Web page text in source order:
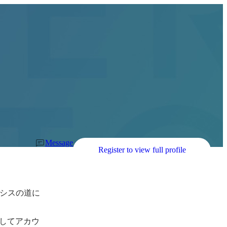
Message
Register to view full profile
スの道に
てアカウ